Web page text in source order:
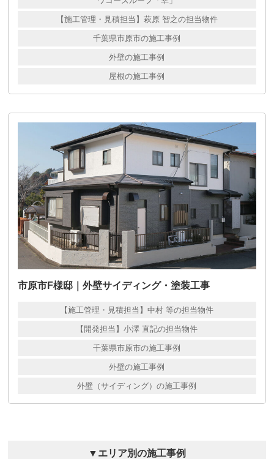
【施工管理・見積担当】萩原 智之の担当物件
千葉県市原市の施工事例
外壁の施工事例
屋根の施工事例
市原市F様邸｜外壁サイディング・塗装工事
【施工管理・見積担当】中村 等の担当物件
【開発担当】小澤 直記の担当物件
千葉県市原市の施工事例
外壁の施工事例
外壁（サイディング）の施工事例
▼エリア別の施工事例